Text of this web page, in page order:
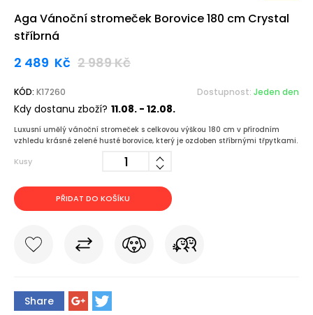
Aga Vánoční stromeček Borovice 180 cm Crystal
stříbrná
2 489 Kč 2 989Kč
KÓD: K17260 Dostupnost: Jeden den
Kdy dostanu zboží? 11.08. - 12.08.
Luxusní umělý vánoční stromeček s celkovou výškou 180 cm v přírodním
vzhledu krásné zelené husté borovice, který je ozdoben stříbrnými třpytkami.
Kusy
PŘIDAT DO KOŠÍKU
Share